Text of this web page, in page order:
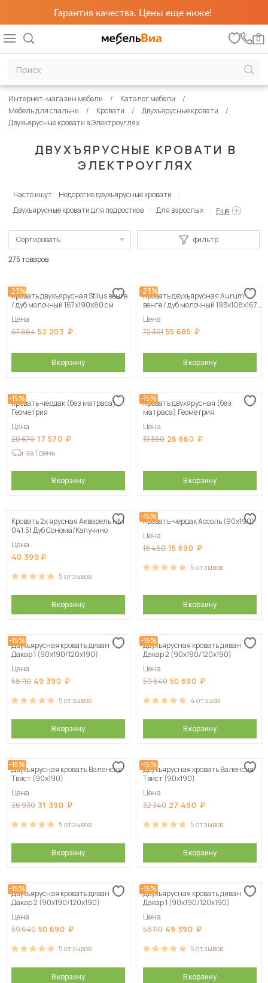
Гарантия качества. Цены еще ниже!
0
ДВУХЪЯРУСНЫЕ КРОВАТИ В
ЭЛЕКТРОУГЛЯХ
Интернет-магазин мебели
Каталог мебели
Мебель для спальни
Кровати
Двухъярусные кровати
Двухъярусные кровати в Электроуглях
Часто ищут: Недорогие двухъярусные кровати
Двухъярусные кровати для подростков
Для взрослых Еще
Сортировать
Сначала дорогие
фильтр
275 товаров
-23%
Кровать двухъярусная Stilus венге
/ дуб молочный 167х190х80 см
Цена
67 864 52 203
В корзину
-23%
Кровать двухъярусная Aurum
венге / дуб молочный 193х108х167
Цена
72 391 55 685
В корзину
-15%
Кровать-чердак (без матраса)
Геометрия
Цена
20 670 17 570
за 1 день
В корзину
-15%
Кровать двухярусная (без
матраса) Геометрия
Цена
31 360 26 660
В корзину
Кровать 2х ярусная Акварель НМ
041.51 Дуб Сонома/Капучино
Цена
40 399
5отзывов
В корзину
-15%
Кровать-чердак Ассоль (90х190)
Цена
18 460 15 690
5отзывов
В корзину
-15%
Двухъярусная кровать диван
Дакар 1 (90х190/120х190)
Цена
58 110 49 390
5отзывов
В корзину
-15%
Двухъярусная кровать диван
Дакар 2 (90х190/120х190)
Цена
59 640 50 690
4отзыва
В корзину
-15%
Двухъярусная кровать Валенсия
Твист (90х190)
Цена
36 930 31 390
5отзывов
В корзину
-15%
Двухъярусная кровать Валенсия
Твист (90х190)
Цена
32 340 27 490
5отзывов
В корзину
-15%
Двухъярусная кровать диван
Дакар 2 (90х190/120х190)
Цена
59 640 50 690
5отзывов
В корзину
-15%
Двухъярусная кровать диван
Дакар 1 (90х190/120х190)
Цена
58 110 49 390
5отзывов
В корзину